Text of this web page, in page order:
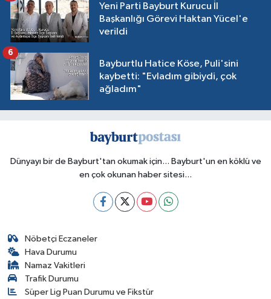
Yeni Parti Bayburt Kurucu İl
Başkanlığı Görevi Haktan Yücel'e
verildi
Bayburtlu Hatice Köse, Puli'sini
kaybetti: "Evladım gibiydi, çok
ağladım"
6
Dünyayı bir de Bayburt'tan okumak için... Bayburt'un en köklü ve
en çok okunan haber sitesi...
Nöbetçi Eczaneler
Hava Durumu
Namaz Vakitleri
Trafik Durumu
Süper Lig Puan Durumu ve Fikstür